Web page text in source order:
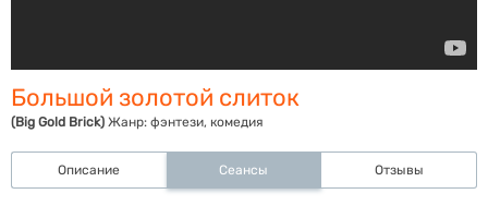
Большой золотой слиток
(Big Gold Brick) Жанр: фэнтези, комедия
Описание Сеансы Отзывы